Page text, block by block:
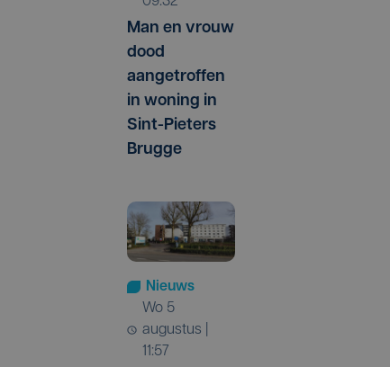
Man en vrouw
dood
aangetroffen
in woning in
Sint-Pieters
Brugge
Nieuws
wo 5
augustus |
11:57